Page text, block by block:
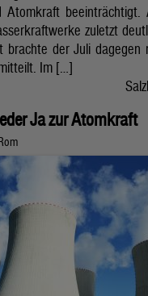
Atomkraft beeinträchtigt.
zuletzt
brachte der Juli dagegen
Im […]
Ja zur Atomkraft